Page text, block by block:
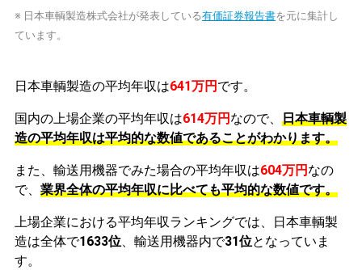
※ 日本車輌製造株式会社が発表している有価証券報告書を元に集計し
ています。
日本車輌製造の平均年収は641万円 です。
国内の上場企業の平均年収は614万円 なので、 日本車輌製
造の平均年収は平均的な数値であることがわかります。
また、輸送用機器でみた場合の平均年収は604万円 なの
で、 業界全体の平均年収に比べても平均的な数値です。
上場企業における平均年収ランキングでは、日本車輌製
造は全体で1633位、輸送用機器内で31位となっていま
す。